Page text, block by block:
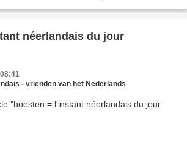
néerlandais du jour
- vrienden van het Nederlands